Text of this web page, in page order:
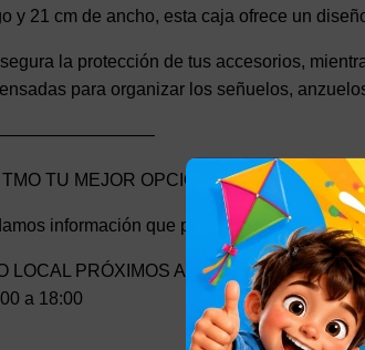
y 21 cm de ancho, esta caja ofrece un
la protección de tus accesorios,
para organizar los señuelos,
TU MEJOR OPCIÓN
información que pueda necesitar para
LOCAL PRÓXIMOS AL PASO MOLINO
a 18:00